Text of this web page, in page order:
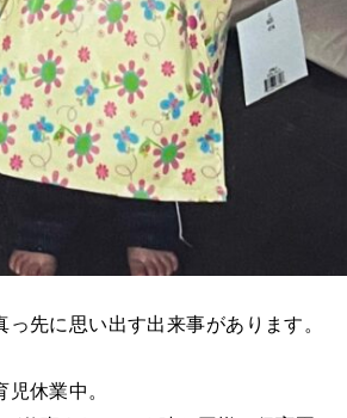
先に思い出す出来事があります。
休業中。